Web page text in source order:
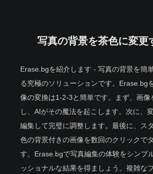
写真の背景を茶色に変更
Erase.bgを紹介します - 写真の背景を簡
る究極のソリューションです。Erase.bg
像の変換は1-2-3と簡単です。まず、画像
し、AIがその魔法を起こします。次に、
編集して完璧に調整します。最後に、ス
色の背景付きの画像を数回のクリックで
す。Erase.bgで写真編集の体験をシンプ
ッショナルな結果を得ましょう。複雑な